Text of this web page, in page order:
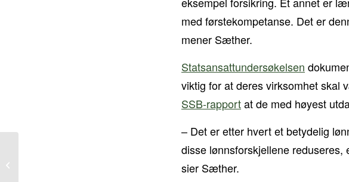
med førstekompetanse. Det er
mener Sæther.
Statsansattundersøkelsen
viktig for at deres virksomhet skal
SSB-rapportat de med høyest
– Det er etter hvert et betydelig
disse lønnsforskjellene
sier Sæther.